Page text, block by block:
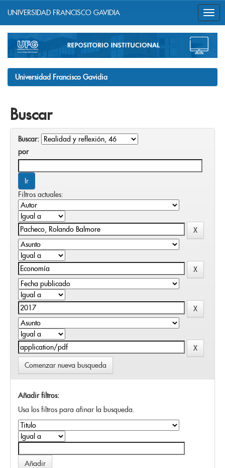
navigation
UNIVERSIDAD FRANCISCO GAVIDIA
Universidad Francisco Gavidia
Buscar
Buscar:
por
Filtros actuales:
Comenzar nueva busqueda
Añadir filtros:
Usa los filtros para afinar la busqueda.